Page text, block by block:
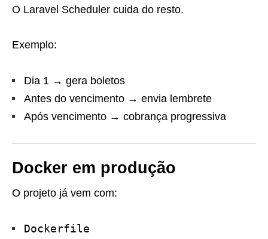
O Laravel Scheduler cuida do resto.
Exemplo:
Dia 1 → gera boletos
Antes do vencimento → envia lembrete
Após vencimento → cobrança progressiva
Docker em produção
O projeto já vem com:
Dockerfile